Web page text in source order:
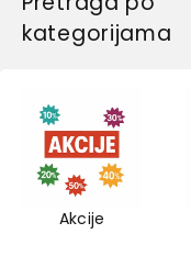
kategorijama
Akcije